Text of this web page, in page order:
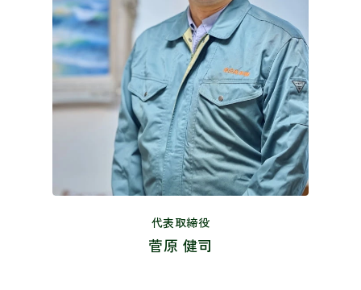
代表取締役
菅原 健司